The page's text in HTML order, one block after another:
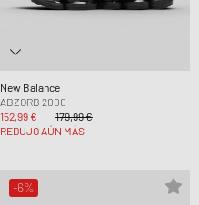
New Balance
ABZORB 2000
152,99 €
179,99 €
REDUJO AÚN MÁS
-6%